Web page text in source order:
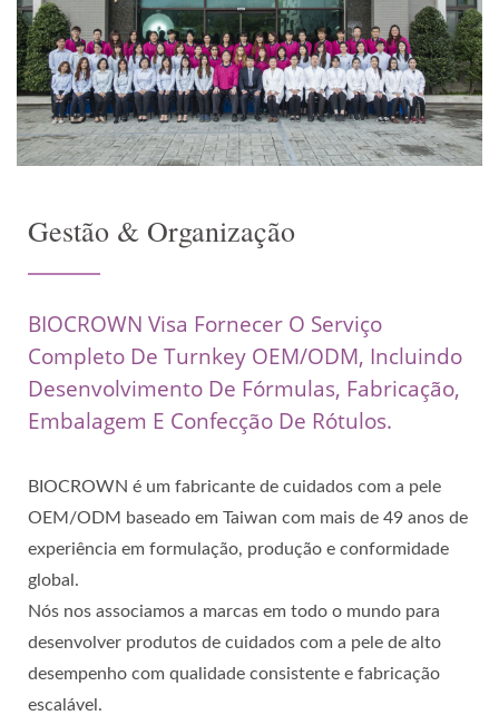
Gestão & Organização
BIOCROWN Visa Fornecer O Serviço
Completo De Turnkey OEM/ODM, Incluindo
Desenvolvimento De Fórmulas, Fabricação,
Embalagem E Confecção De Rótulos.
BIOCROWN é um fabricante de cuidados com a pele
OEM/ODM baseado em Taiwan com mais de 49 anos de
experiência em formulação, produção e conformidade
global.
Nós nos associamos a marcas em todo o mundo para
desenvolver produtos de cuidados com a pele de alto
desempenho com qualidade consistente e fabricação
escalável.